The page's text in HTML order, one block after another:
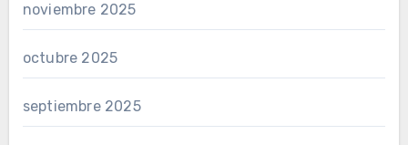
noviembre 2025
octubre 2025
septiembre 2025